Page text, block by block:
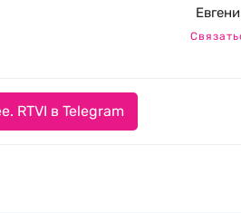
RTVI в Telegram